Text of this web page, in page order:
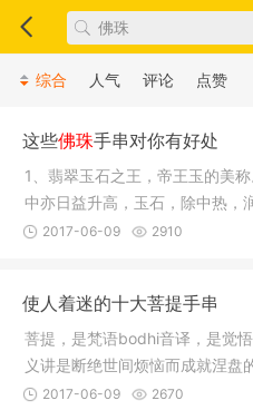
综合 人气 评论 点赞
这些佛珠手串对你有好处
1、翡翠玉石之王，帝王玉的美
中亦日益升高，玉石，除中热，
魄，疏血
2017-06-09 2910
使人着迷的十大菩提手串
菩提，是梵语bodhi音译，是觉
义讲是断绝世间烦恼而成就涅盘
树下证道
2017-06-09 2670